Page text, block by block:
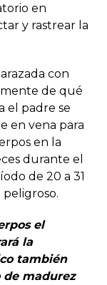
en
y rastrear la
con
de qué
el padre se
en vena para
en la
durante el
de 20 a 31
peligroso.
el
la
también
de madurez